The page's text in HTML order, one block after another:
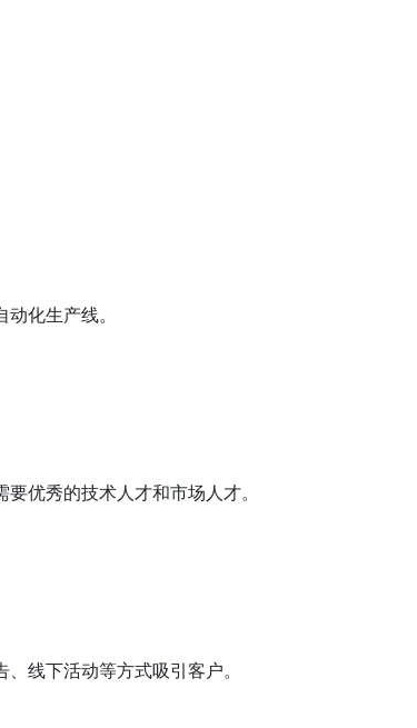
化生产线。
优秀的技术人才和市场人才。
线下活动等方式吸引客户。